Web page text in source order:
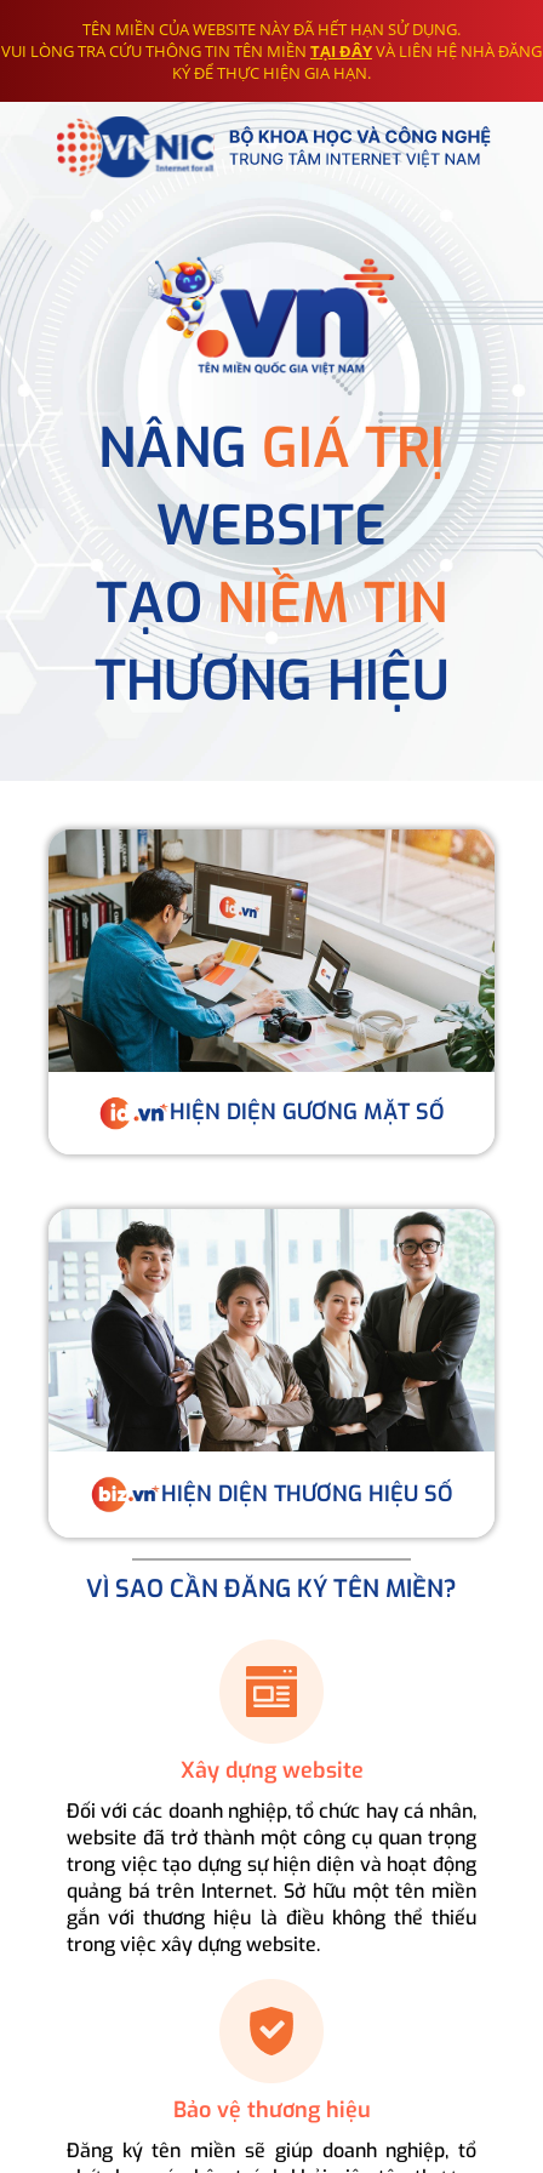
TÊN MIỀN CỦA WEBSITE NÀY ĐÃ HẾT HẠN SỬ DỤNG.
VUI LÒNG TRA CỨU THÔNG TIN TÊN MIỀN TẠI ĐÂYVÀ LIÊN HỆ NHÀ ĐĂNG
KÝ ĐỂ THỰC HIỆN GIA HẠN.
NÂNG GIÁ TRỊ
WEBSITE
TẠONIỀM TIN
THƯƠNG HIỆU
HIỆN DIỆN GƯƠNG MẶT SỐ
HIỆN DIỆN THƯƠNG HIỆU SỐ
VÌ SAO CẦN ĐĂNG KÝ TÊN MIỀN?
Xây dựng website
Đối với các doanh nghiệp, tổ chức hay cá nhân,
website đã trở thành một công cụ quan trọng
trong việc tạo dựng sự hiện diện và hoạt động
quảng bá trên Internet. Sở hữu một tên miền
gắn với thương hiệu là điều không thể thiếu
trong việc xây dựng website.
Bảo vệ thương hiệu
Đăng ký tên miền sẽ giúp doanh nghiệp, tổ